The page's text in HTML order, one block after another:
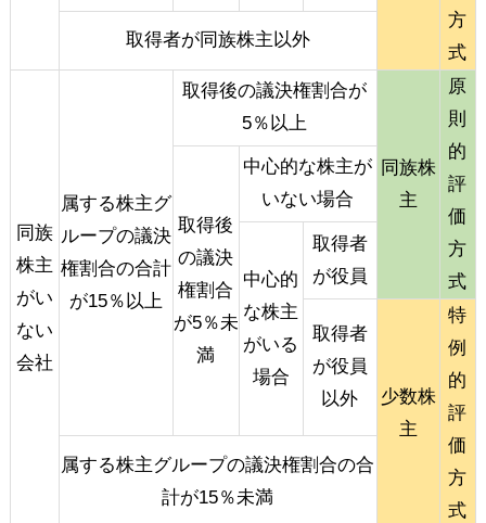
方
式
取得者が同族株主以外
同族
株主
がい
ない
会社
属する株主グ
ループの議決
権割合の合計
が15％以上
取得後の議決権割合が
5％以上
同族株
主
原
則
的
評
価
方
式
取得後
の議決
権割合
が5％未
満
中心的な株主が
いない場合
中心的
な株主
がいる
場合
取得者
が役員
取得者
が役員
以外
少数株
主
特
例
的
評
価
方
式
属する株主グループの議決権割合の合
計が15％未満